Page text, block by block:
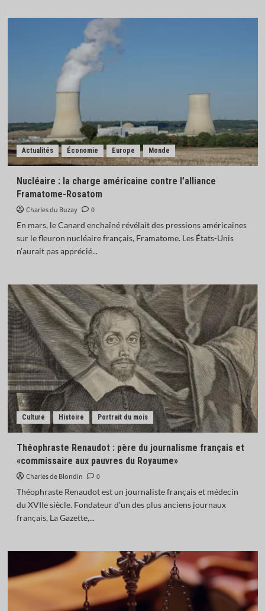
Actualités Économie Europe Monde
Nucléaire : la charge américaine contre l’alliance
Framatome-Rosatom
Charles du Buzay
0
En mars, le Canard enchaîné révélait des pressions américaines
sur le fleuron nucléaire français, Framatome. Les États-Unis
n’aurait pas apprécié...
Culture Histoire Portrait du mois
Théophraste Renaudot : père du journalisme français et
«commissaire aux pauvres du Royaume»
Charles de Blondin
0
Théophraste Renaudot est un journaliste français et médecin
du XVIIe siècle. Fondateur d’un des plus anciens journaux
français, La Gazette,...